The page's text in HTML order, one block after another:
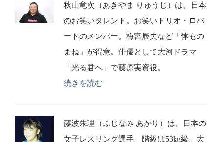
秋山竜次（あきやま りゅうじ）は、日本
のお笑いタレント。お笑いトリオ・ロバ
ートのメンバー。梅宮辰夫など「体もの
まね」が得意。俳優として大河ドラマ
「光る君へ」で藤原実資役。
続きを読む
藤波朱理（ふじなみ あかり）は、日本の
女子レスリング選手。階級は53kg級。大